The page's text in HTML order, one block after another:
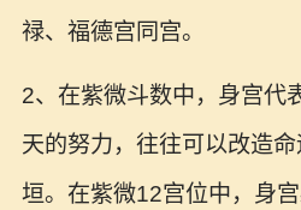
禄、福德宫同宫。
2、在紫微斗数中，身宫代
天的努力，往往可以改造
垣。在紫微12宫位中，身宫